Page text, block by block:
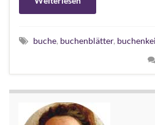
buche, buchenblätter,